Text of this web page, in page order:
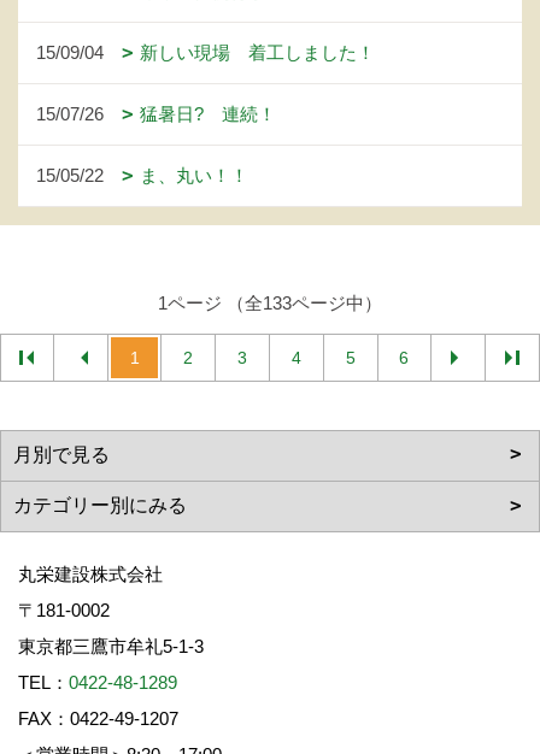
15/09/04 新しい現場 着工しました！
15/07/26 猛暑日? 連続！
15/05/22 ま、丸い！！
1ページ （全133ページ中）
1 2 3 4 5 6
丸栄建設株式会社
〒181-0002
東京都三鷹市牟礼5-1-3
TEL： 0422-48-1289
FAX：0422-49-1207